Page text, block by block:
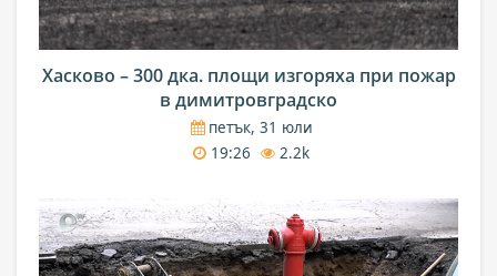
Хасково – 300 дка. площи изгоряха при пожар
в димитровградско
петък, 31 юли
19:26
2.2k